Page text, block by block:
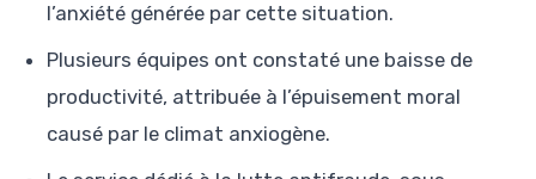
l’anxiété générée par cette situation.
Plusieurs équipes ont constaté une baisse de
productivité, attribuée à l’épuisement moral
causé par le climat anxiogène.